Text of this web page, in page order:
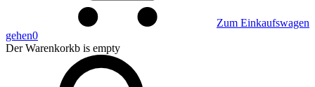
Zum Einkaufswagen
gehen0
Der Warenkorkb is empty